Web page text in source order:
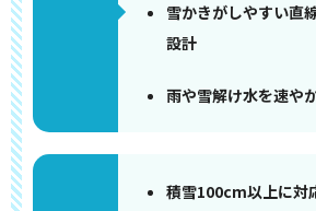
雪かきがしやすい直
設計
雨や雪解け水を速や
積雪100cm以上に対